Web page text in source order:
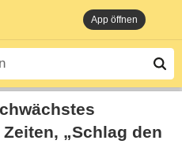
App öffnen
„Schlag den